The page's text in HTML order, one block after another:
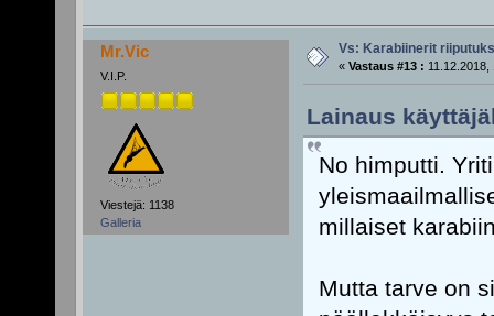
Mr.Vic
V.I.P.
Viestejä: 1138
Galleria
Vs: Karabiinerit
« Vastaus #13 : 11.12.2018,
Lainaus
No himputti.
millaiset
Mutta tarve on